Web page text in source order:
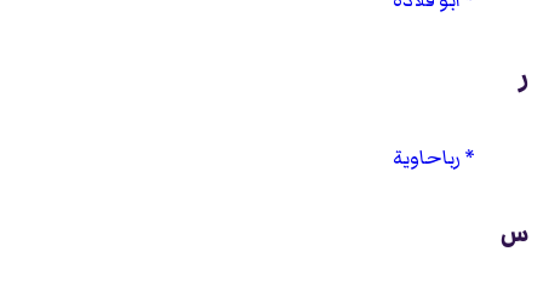
ر
رباحاوية
س